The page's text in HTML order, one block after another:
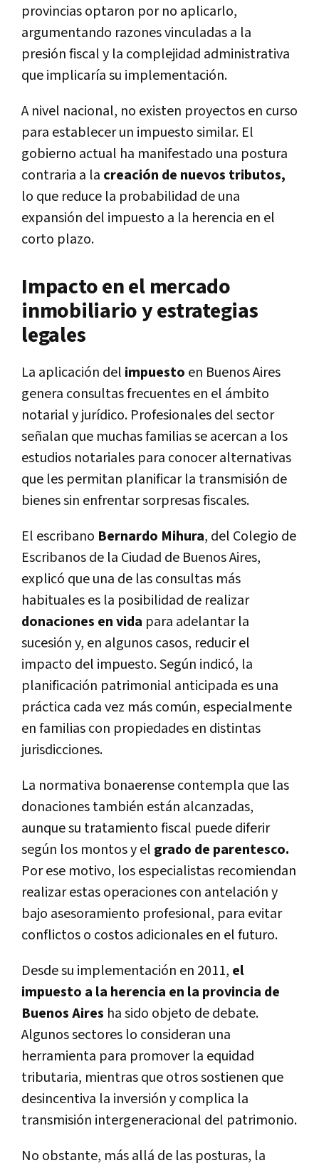
provincias optaron por no aplicarlo,
argumentando razones vinculadas a la
presión fiscal y la complejidad administrativa
que implicaría su implementación.
A nivel nacional, no existen proyectos en curso
para establecer un impuesto similar. El
gobierno actual ha manifestado una postura
contraria a la creación de nuevos tributos,
lo que reduce la probabilidad de una
expansión del impuesto a la herencia en el
corto plazo.
Impacto en el mercado
inmobiliario y estrategias
legales
La aplicación del impuesto en Buenos Aires
genera consultas frecuentes en el ámbito
notarial y jurídico. Profesionales del sector
señalan que muchas familias se acercan a los
estudios notariales para conocer alternativas
que les permitan planificar la transmisión de
bienes sin enfrentar sorpresas fiscales.
El escribano Bernardo Mihura, del Colegio de
Escribanos de la Ciudad de Buenos Aires,
explicó que una de las consultas más
habituales es la posibilidad de realizar
donaciones en vida para adelantar la
sucesión y, en algunos casos, reducir el
impacto del impuesto. Según indicó, la
planificación patrimonial anticipada es una
práctica cada vez más común, especialmente
en familias con propiedades en distintas
jurisdicciones.
La normativa bonaerense contempla que las
donaciones también están alcanzadas,
aunque su tratamiento fiscal puede diferir
según los montos y el grado de parentesco.
Por ese motivo, los especialistas recomiendan
realizar estas operaciones con antelación y
bajo asesoramiento profesional, para evitar
conflictos o costos adicionales en el futuro.
Desde su implementación en 2011, el
impuesto a la herencia en la provincia de
Buenos Aires ha sido objeto de debate.
Algunos sectores lo consideran una
herramienta para promover la equidad
tributaria, mientras que otros sostienen que
desincentiva la inversión y complica la
transmisión intergeneracional del patrimonio.
No obstante, más allá de las posturas, la